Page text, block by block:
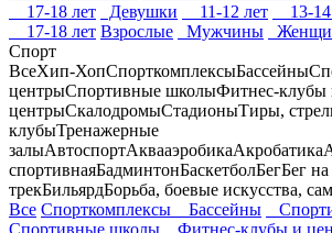
17-18 лет
Девушки 11-12 лет 13-14
17-18 лет Взрослые Мужчины
Спорт
ВсеХип-ХопСпорткомплексыБассейны
центрыСпортивные школыФитнес-клубы
центрыСкалодромыСтадионыТиры,
клубыТренажерные
залыАвтоспортАквааэробикаАкробатика
спортивнаяБадминтонБаскетболБегБег
трекБильярдБорьба, боевые искусства,
Все Спорткомплексы Бассейны
Спортивные школы
Фитнес-клубы и